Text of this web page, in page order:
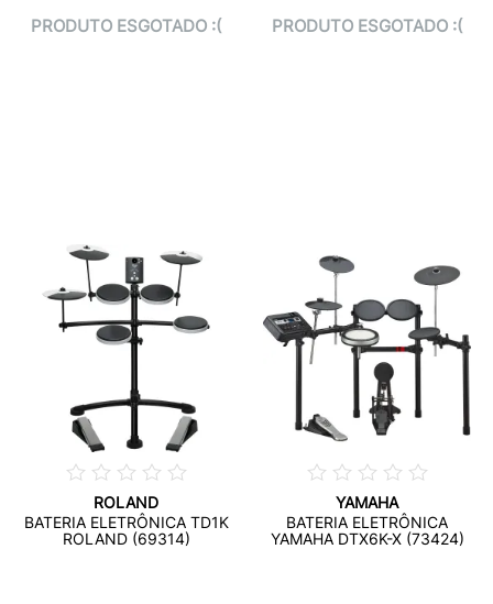
PRODUTO ESGOTADO :( PRODUTO ESGOTADO :(
ROLAND
BATERIA ELETRÔNICA TD1K
ROLAND (69314)
YAMAHA
BATERIA ELETRÔNICA
YAMAHA DTX6K-X (73424)